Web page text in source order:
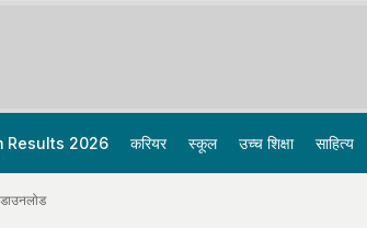
Results 2026 करियर स्कूल उच्च शिक्षा साहित्य